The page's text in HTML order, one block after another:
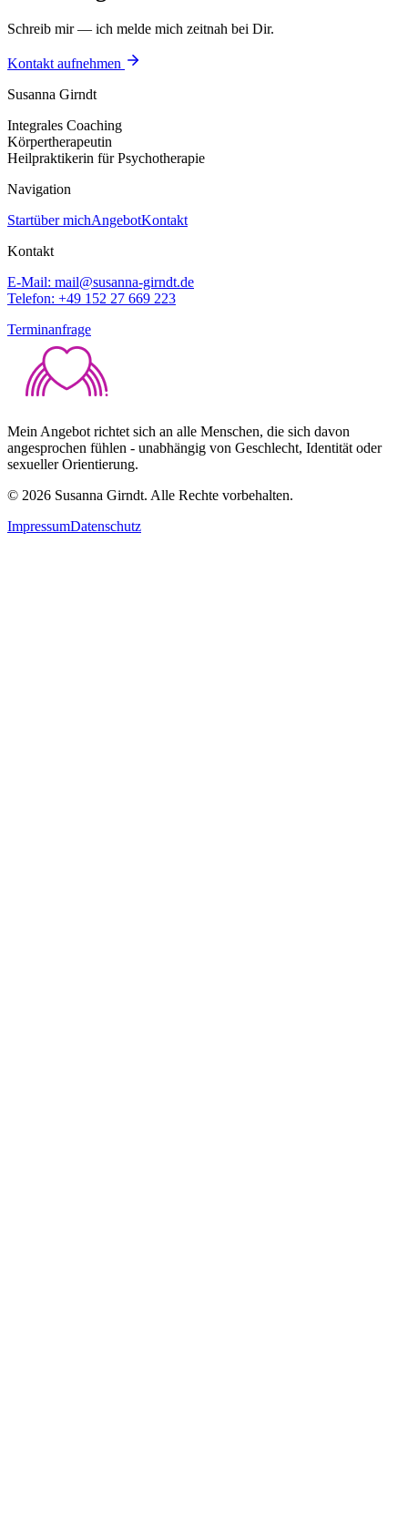
Schreib mir — ich melde mich zeitnah bei Dir.
Kontakt aufnehmen
Susanna Girndt
Integrales Coaching
Körpertherapeutin
Heilpraktikerin für Psychotherapie
Navigation
Startüber michAngebotKontakt
Kontakt
E-Mail: mail@susanna-girndt.de
Telefon: +49 152 27 669 223
Terminanfrage
Mein Angebot richtet sich an alle Menschen, die sich davon
angesprochen fühlen - unabhängig von Geschlecht, Identität oder
sexueller Orientierung.
© 2026 Susanna Girndt. Alle Rechte vorbehalten.
ImpressumDatenschutz